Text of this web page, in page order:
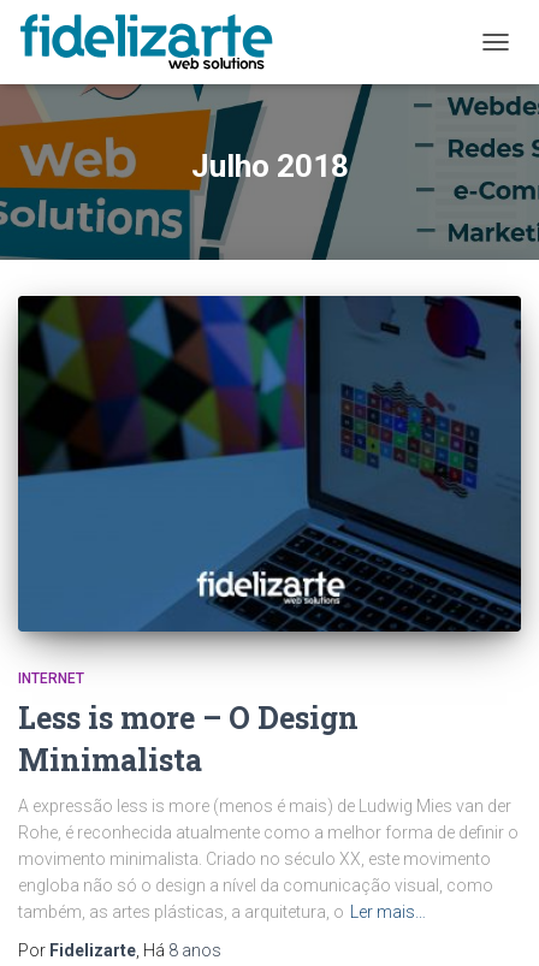
A
Julho 2018
INTERNET
Less is more – O Design
Minimalista
A expressão less is more (menos é mais) de Ludwig Mies van der
Rohe, é reconhecida atualmente como a melhor forma de definir o
movimento minimalista. Criado no século XX, este movimento
engloba não só o design a nível da comunicação visual, como
também, as artes plásticas, a arquitetura, o
Ler mais…
Por Fidelizarte , Há 8 anos